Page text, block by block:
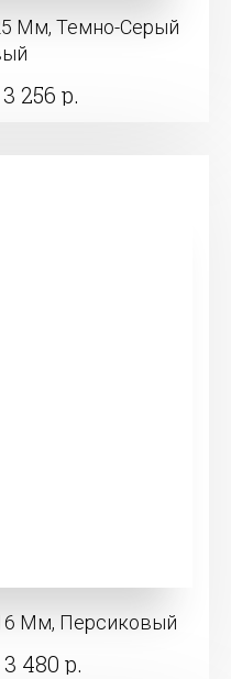
Мм, Темно-Серый
3 256 р.
Мм, Персиковый
3 480 р.